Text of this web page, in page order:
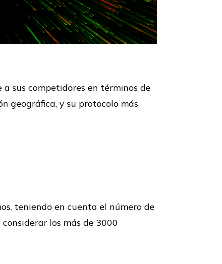
sus competidores en términos de
geográfica, y su protocolo más
teniendo en cuenta el número de
los más de 3000